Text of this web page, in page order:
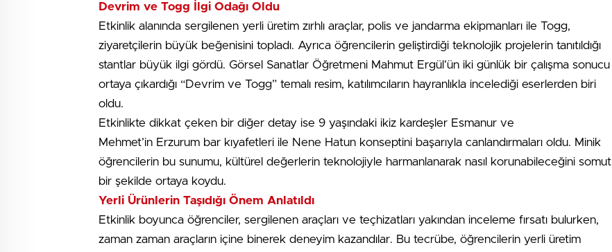
Devrim ve Togg İlgi Odağı Oldu
Etkinlik alanında sergilenen yerli üretim zırhlı araçlar, polis ve jandarma ekipmanları ile Togg,
ziyaretçilerin büyük beğenisini topladı. Ayrıca öğrencilerin geliştirdiği teknolojik projelerin tanıtıldığı
stantlar büyük ilgi gördü. Görsel Sanatlar Öğretmeni Mahmut Ergül’ün iki günlük bir çalışma sonucu
ortaya çıkardığı “Devrim ve Togg” temalı resim, katılımcıların hayranlıkla incelediği eserlerden biri
oldu.
Etkinlikte dikkat çeken bir diğer detay ise 9 yaşındaki ikiz kardeşler Esmanur ve
Mehmet’in Erzurum bar kıyafetleri ile Nene Hatun konseptini başarıyla canlandırmaları oldu. Minik
öğrencilerin bu sunumu, kültürel değerlerin teknolojiyle harmanlanarak nasıl korunabileceğini somut
bir şekilde ortaya koydu.
Yerli Ürünlerin Taşıdığı Önem Anlatıldı
Etkinlik boyunca öğrenciler, sergilenen araçları ve teçhizatları yakından inceleme fırsatı bulurken,
zaman zaman araçların içine binerek deneyim kazandılar. Bu tecrübe, öğrencilerin yerli üretim